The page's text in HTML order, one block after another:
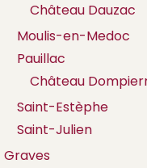
Château Dauzac
Moulis-en-Medoc
Pauillac
Château
Saint-Estèphe
Saint-Julien
Graves